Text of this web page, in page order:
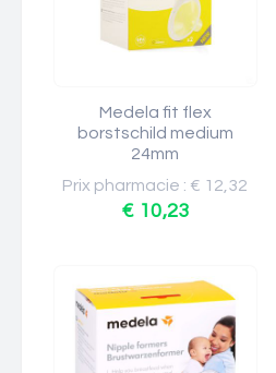
Medela fit flex
borstschild medium
24mm
Prix pharmacie : € 12,32
€ 10,23